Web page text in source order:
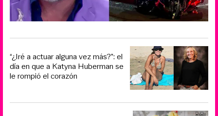
“¿Iré a actuar alguna vez más?”: el
día en que a Katyna Huberman se
le rompió el corazón